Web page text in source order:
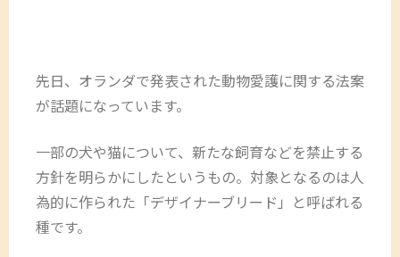
先日、オランダで発表された動物愛護に関する法案
が話題になっています。
一部の犬や猫について、新たな飼育などを禁止する
方針を明らかにしたというもの。対象となるのは人
為的に作られた「デザイナーブリード」と呼ばれる
種です。